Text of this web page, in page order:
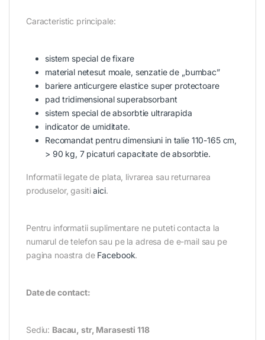
Caracteristic principale:
sistem special de fixare
material netesut moale, senzatie de „bumbac”
bariere anticurgere elastice super protectoare
pad tridimensional superabsorbant
sistem special de absorbtie ultrarapida
indicator de umiditate.
Recomandat pentru dimensiuni in talie 110-165 cm,
> 90 kg, 7 picaturi capacitate de absorbtie.
Informatii legate de plata, livrarea sau returnarea
produselor, gasitiaici.
Pentru informatii suplimentare ne puteti contacta la
numarul de telefon sau pe la adresa de e-mail sau pe
pagina noastra de Facebook.
Date de contact:
Sediu: Bacau, str, Marasesti 118